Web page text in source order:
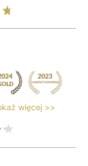
więcej >>